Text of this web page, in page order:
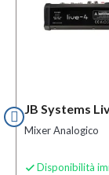
JB Systems
Mixer Analogico
 Disponibilità